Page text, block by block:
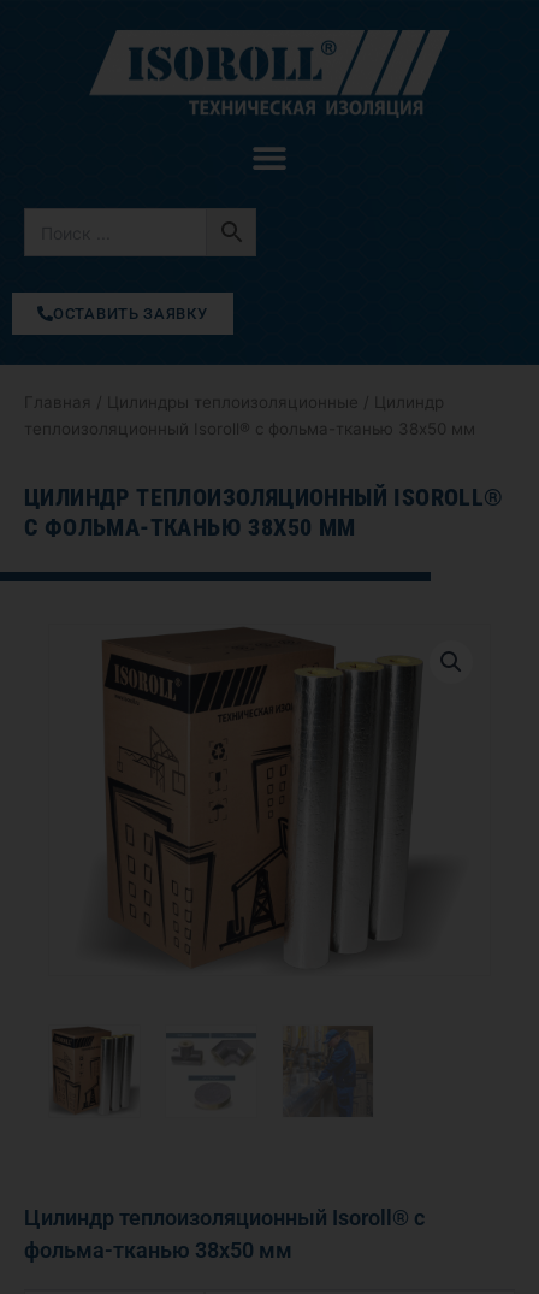
содержимому
ОСТАВИТЬ ЗАЯВКУ
Главная Цилиндры теплоизоляционные / Цилиндр
теплоизоляционный Isoroll® с фольма-тканью 38х50 мм
ЦИЛИНДР ТЕПЛОИЗОЛЯЦИОННЫЙ ISOROLL®
С ФОЛЬМА-ТКАНЬЮ 38Х50 ММ
Цилиндр теплоизоляционный Isoroll® с
фольма-тканью 38х50 мм